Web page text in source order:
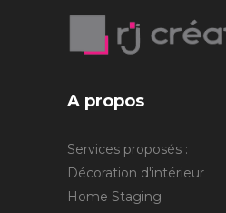
A propos
Services proposés :
Décoration d'intérieur
Home Staging